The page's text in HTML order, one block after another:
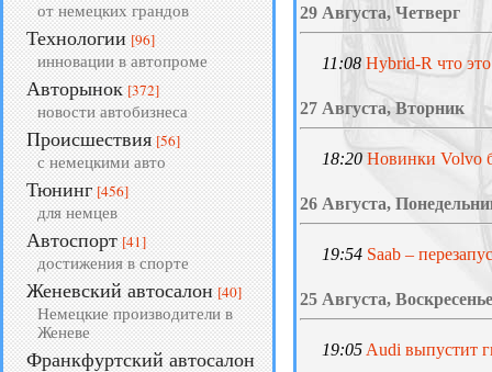
от немецких грандов
Технологии [96]
инновации в автопроме
Авторынок [372]
новости автобизнеса
Происшествия [56]
с немецкими авто
Тюнинг [456]
для немцев
Автоспорт [41]
достижения в спорте
Женевский автосалон [40]
Немецкие производители в
Женеве
Франкфуртский автосалон
29 Августа, Четверг
11:08 Hybrid-R что
27 Августа, Вторник
18:20 Новинки Volvo
26 Августа,
19:54 Saab –
25 Августа, Воскресенье
19:05 Audi выпустит